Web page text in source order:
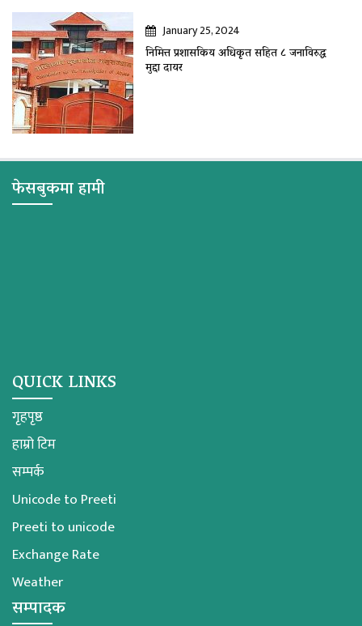
January 25, 2024
निमित्त प्रशासकिय अधिकृत सहित ८ जनाविरुद्ध
मुद्दा दायर
फेसबुकमा हामी
QUICK LINKS
गृहपृष्ठ
हाम्रो टिम
सम्पर्क
Unicode to Preeti
Preeti to unicode
Exchange Rate
Weather
सम्पादक